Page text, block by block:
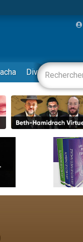
insalubre